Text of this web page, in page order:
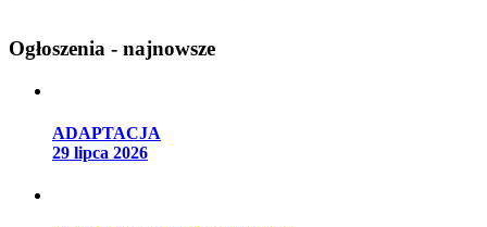
Ogłoszenia - najnowsze
ADAPTACJA
29 lipca 2026